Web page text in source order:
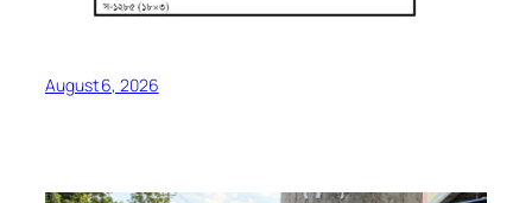
August 6, 2026